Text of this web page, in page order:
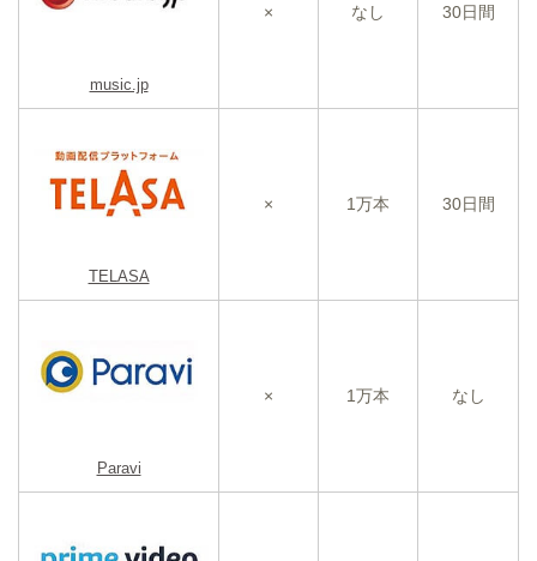
music.jp
× なし 30日間
TELASA
× 1万本 30日間
Paravi
× 1万本 なし